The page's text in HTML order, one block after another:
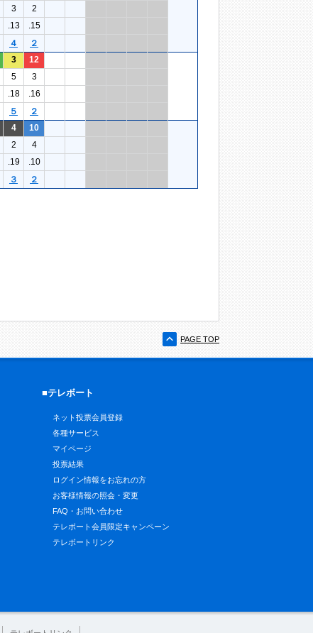
3
2
.13
.15
４ ２
3
12
5
3
.18
.16
５ ２
4
10
2
4
.19
.10
３ ２
PAGE TOP
■テレボート
ネット投票会員登録
各種サービス
マイページ
投票結果
ログイン情報をお忘れの方
お客様情報の照会・変更
FAQ・お問い合わせ
テレボート会員限定キャンペーン
テレボートリンク